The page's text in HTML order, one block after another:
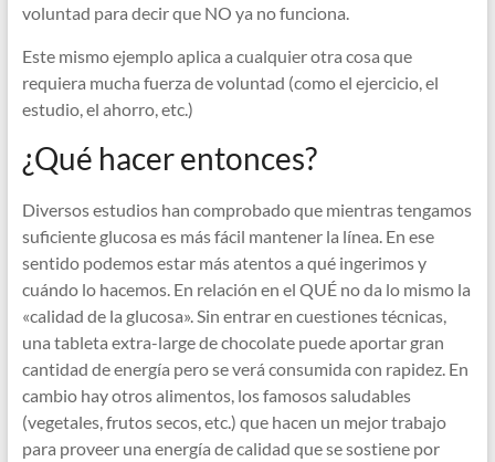
voluntad para decir que NO ya no funciona.
Este mismo ejemplo aplica a cualquier otra cosa que
requiera mucha fuerza de voluntad (como el ejercicio, el
estudio, el ahorro, etc.)
¿Qué hacer entonces?
Diversos estudios han comprobado que mientras tengamos
suficiente glucosa es más fácil mantener la línea. En ese
sentido podemos estar más atentos a qué ingerimos y
cuándo lo hacemos. En relación en el QUÉ no da lo mismo la
«calidad de la glucosa». Sin entrar en cuestiones técnicas,
una tableta extra-large de chocolate puede aportar gran
cantidad de energía pero se verá consumida con rapidez. En
cambio hay otros alimentos, los famosos saludables
(vegetales, frutos secos, etc.) que hacen un mejor trabajo
para proveer una energía de calidad que se sostiene por